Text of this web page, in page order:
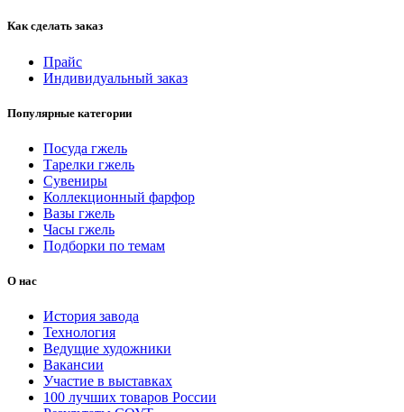
Как сделать заказ
Прайс
Индивидуальный заказ
Популярные категории
Посуда гжель
Тарелки гжель
Сувениры
Коллекционный фарфор
Вазы гжель
Часы гжель
Подборки по темам
О нас
История завода
Технология
Ведущие художники
Вакансии
Участие в выставках
100 лучших товаров России